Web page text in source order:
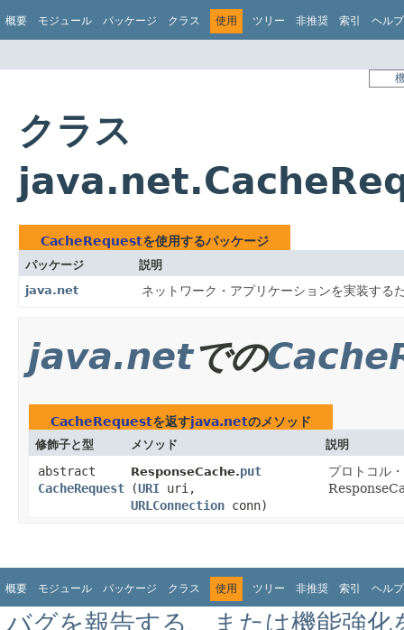
概要 モジュール パッケージ クラス 使用 ツリー 非推奨 索引 ヘルプ
クラス
CacheRequestを使用するパッケージ
パッケージ
説明
java.net
ネットワーク・アプリケーションを実装する
java.netでの
CacheRequestを返すjava.netのメソッド
修飾子と型 メソッド 説明
abstract
CacheRequest
ResponseCache.put
(URI uri,
URLConnection conn)
プロトコル
概要 モジュール パッケージ クラス 使用 ツリー 非推奨 索引 ヘルプ
バグを報告する、または機能強化